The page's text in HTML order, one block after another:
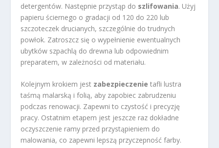
detergentów. Następnie przystąp do szlifowania. Użyj
papieru ściernego o gradacji od 120 do 220 lub
szczoteczek drucianych, szczególnie do trudnych
powłok. Zatroszcz się o wypełnienie ewentualnych
ubytków szpachlą do drewna lub odpowiednim
preparatem, w zależności od materiału.
Kolejnym krokiem jest zabezpieczenie tafli lustra
taśmą malarską i folią, aby zapobiec zabrudzeniu
podczas renowacji. Zapewni to czystość i precyzję
pracy. Ostatnim etapem jest jeszcze raz dokładne
oczyszczenie ramy przed przystąpieniem do
malowania, co zapewni lepszą przyczepność farby.